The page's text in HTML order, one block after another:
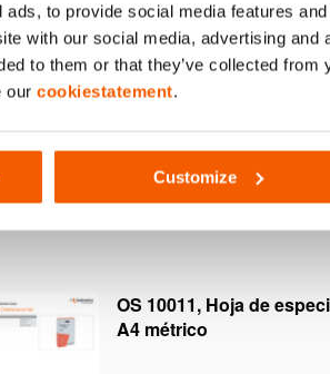
to provide social media features
with our social media, advertising
to them or that they’ve collected
our cookiestatement.
Customize
OS 10011, Hoja de
A4 métrico